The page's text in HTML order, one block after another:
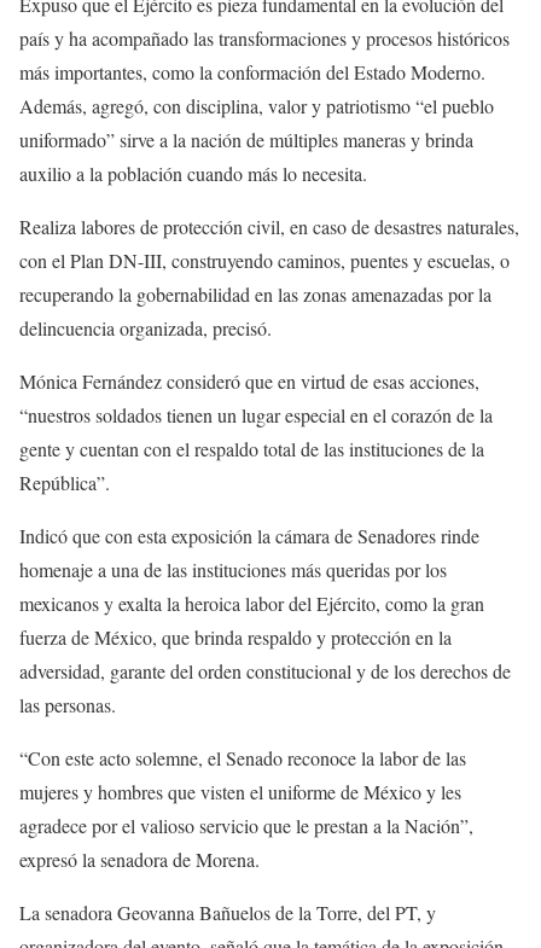
país y ha acompañado las transformaciones y procesos históricos
más importantes, como la conformación del Estado Moderno.
Además, agregó, con disciplina, valor y patriotismo “el pueblo
uniformado” sirve a la nación de múltiples maneras y brinda
auxilio a la población cuando más lo necesita.
Realiza labores de protección civil, en caso de desastres naturales,
con el Plan DN-III, construyendo caminos, puentes y escuelas, o
recuperando la gobernabilidad en las zonas amenazadas por la
delincuencia organizada, precisó.
Mónica Fernández consideró que en virtud de esas acciones,
“nuestros soldados tienen un lugar especial en el corazón de la
gente y cuentan con el respaldo total de las instituciones de la
República”.
Indicó que con esta exposición la cámara de Senadores rinde
homenaje a una de las instituciones más queridas por los
mexicanos y exalta la heroica labor del Ejército, como la gran
fuerza de México, que brinda respaldo y protección en la
adversidad, garante del orden constitucional y de los derechos de
las personas.
“Con este acto solemne, el Senado reconoce la labor de las
mujeres y hombres que visten el uniforme de México y les
agradece por el valioso servicio que le prestan a la Nación”,
expresó la senadora de Morena.
La senadora Geovanna Bañuelos de la Torre, del PT, y